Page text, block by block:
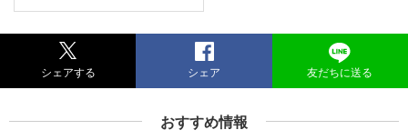
シェアする シェア 友だちに送る
おすすめ情報